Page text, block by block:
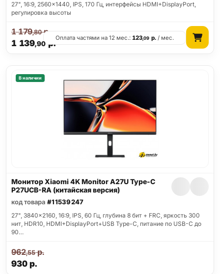
27", 16:9, 2560x1440, IPS, 170 Гц, интерфейсы HDMI+DisplayPort,
регулировка высоты
1 139,90 р.
1 179,80р.
Оплата частями на 12 мес.:123,09 р./ мес.
В наличии
Монитор Xiaomi 4K Monitor A27U Type-C
P27UCB-RA (китайская версия)
код товара #11539247
27", 3840x2160, 16:9, IPS, 60 Гц, глубина 8 бит + FRC, яркость 300
нит, HDR10, HDMI+DisplayPort+USB Type-C, питание по USB-C до
90…
930р.
962,55р.